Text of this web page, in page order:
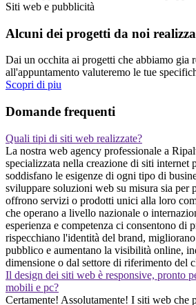
Siti web e pubblicità
Alcuni dei progetti da noi
Dai un occhita ai progetti che abbiamo gia
all'appuntamento valuteremo le tue
Scopri di piu
Domande frequenti
Quali tipi di siti web realizzate?
La nostra web agency professionale a
specializzata nella creazione di siti internet
soddisfano le esigenze di ogni tipo di
sviluppare soluzioni web su misura sia per
offrono servizi o prodotti unici alla loro
che operano a livello nazionale o
esperienza e competenza ci consentono di
rispecchiano l'identità del brand,
pubblico e aumentano la visibilità online,
dimensione o dal settore di riferimento del
Il design dei siti web è responsive, pronto
mobili e pc?
Certamente! Assolutamente! I siti web che